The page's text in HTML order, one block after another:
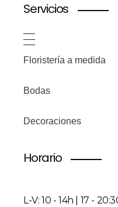
Servicios
Floristería a medida
Bodas
Decoraciones
Horario
L-V: 10 - 14h | 17 -